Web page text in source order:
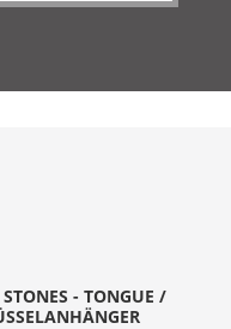
- TONGUE /